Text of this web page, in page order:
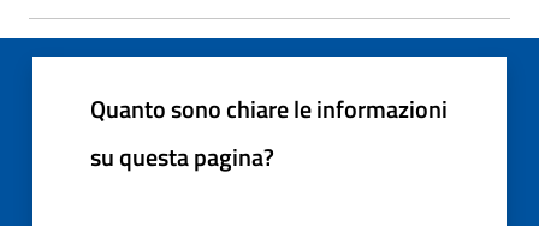
Quanto sono chiare le informazioni
su questa pagina?